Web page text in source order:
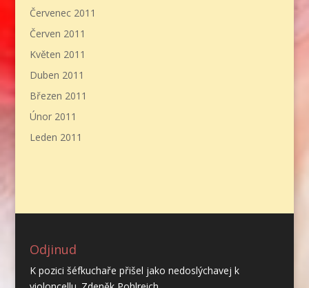
Červenec 2011
Červen 2011
Květen 2011
Duben 2011
Březen 2011
Únor 2011
Leden 2011
Odjinud
K pozici šéfkuchaře přišel jako nedoslýchavej k